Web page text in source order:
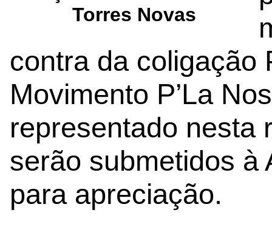
Torres Novas
contra da coligação
Movimento P’La
representado nesta
serão submetidos à
para apreciação.